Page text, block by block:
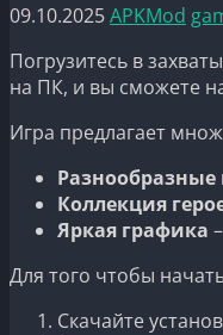
09.10.2025APKMod
Погрузитесь в
на ПК, и вы сможете
Игра предлагает
Коллекция
Яркая графика
Для того чтобы
Скачайте